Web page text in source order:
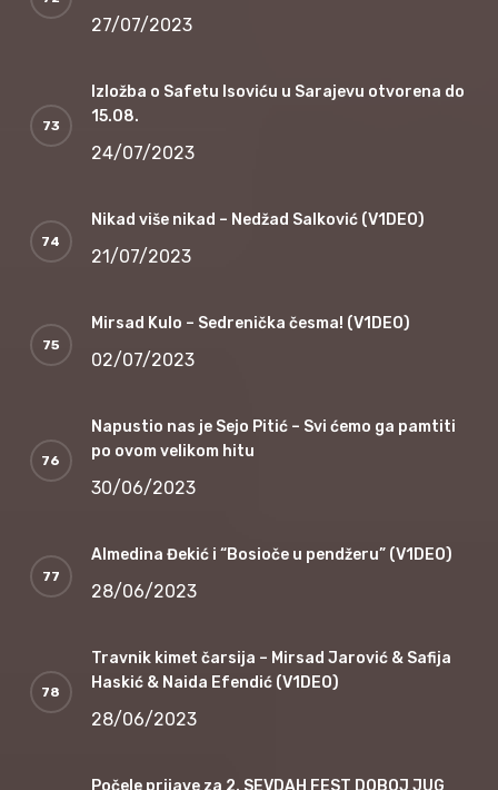
27/07/2023
Izložba o Safetu Isoviću u Sarajevu otvorena do
15.08.
24/07/2023
Nikad više nikad – Nedžad Salković (V1DEO)
21/07/2023
Mirsad Kulo – Sedrenička česma! (V1DEO)
02/07/2023
Napustio nas je Sejo Pitić – Svi ćemo ga pamtiti
po ovom velikom hitu
30/06/2023
Almedina Đekić i “Bosioče u pendžeru” (V1DEO)
28/06/2023
Travnik kimet čarsija – Mirsad Jarović & Safija
Haskić & Naida Efendić (V1DEO)
28/06/2023
Počele prijave za 2. SEVDAH FEST DOBOJ JUG